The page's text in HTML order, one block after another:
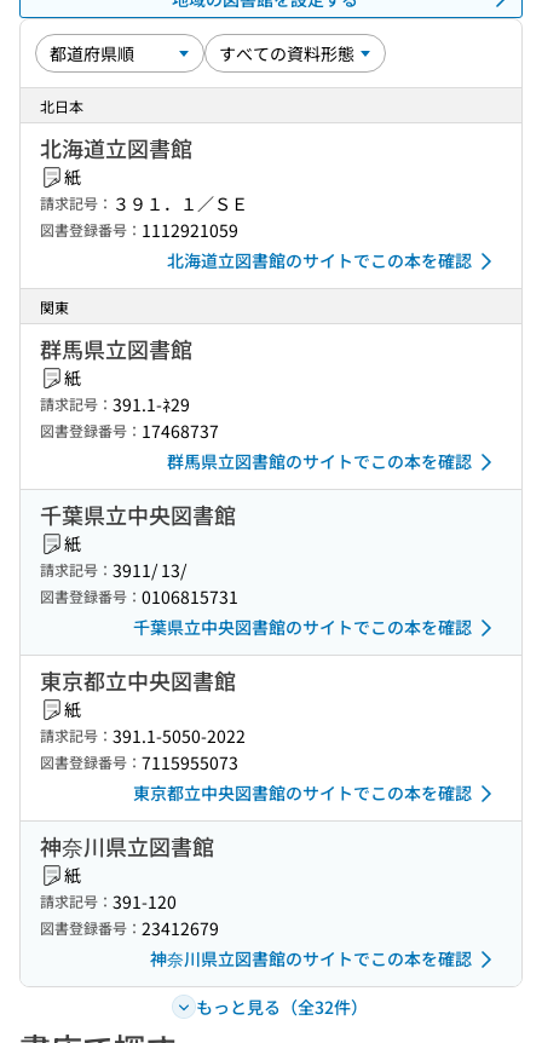
北日本
北海道立図書館
紙
請求記号： ３９１．１／ＳＥ
図書登録番号： 1112921059
北海道立図書館のサイトでこの本を確認
関東
群馬県立図書館
紙
請求記号： 391.1-ﾈ29
図書登録番号： 17468737
群馬県立図書館のサイトでこの本を確認
千葉県立中央図書館
紙
請求記号： 3911/ 13/
図書登録番号： 0106815731
千葉県立中央図書館のサイトでこの本を確認
東京都立中央図書館
紙
請求記号： 391.1-5050-2022
図書登録番号： 7115955073
東京都立中央図書館のサイトでこの本を確認
神奈川県立図書館
紙
請求記号： 391-120
図書登録番号： 23412679
神奈川県立図書館のサイトでこの本を確認
もっと見る（全32件）